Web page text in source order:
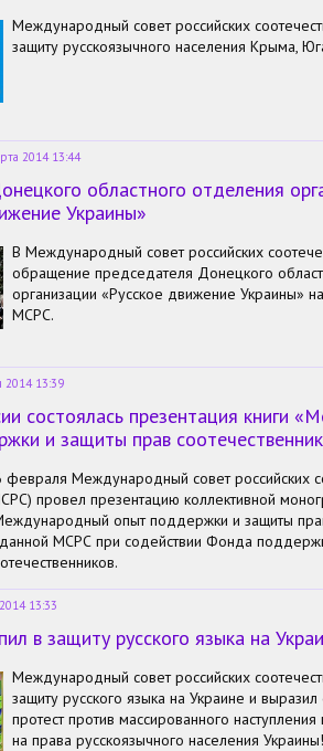
Международный совет российских
защиту русскоязычного населения Крыма,
2014 13:44
областного отделения
Украины»
В Международный совет российских
обращение председателя Донецкого
организации «Русское движение Украины»
МСРС.
2014 13:39
состоялась презентация книги
и защиты прав
февраля Международный совет российских
провел презентацию коллективной
опыт поддержки и защиты
МСРС при содействии Фонда
13:33
в защиту русского языка на
Международный совет российских
защиту русского языка на Украине и
протест против массированного
на права русскоязычного населения Украины!